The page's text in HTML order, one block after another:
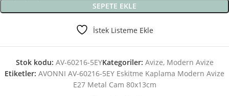
SEPETE EKLE
İstek Listeme Ekle
Stok kodu: AV-60216-5EYKategoriler: Avize, Modern Avize
Etiketler: AVONNI AV-60216-5EY Eskitme Kaplama Modern Avize
E27 Metal Cam 80x13cm